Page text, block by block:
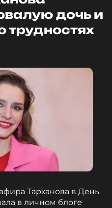
дочь и
трудностях
Тарханова в День
в личном блоге